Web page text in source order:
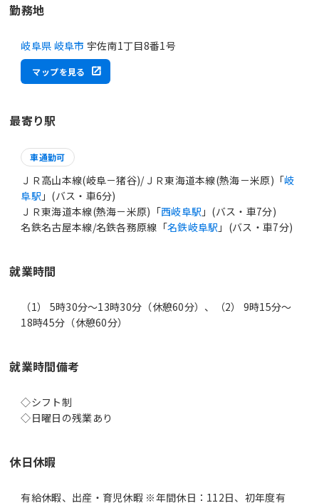
勤務地
岐阜県 岐阜市 宇佐南1丁目8番1号
マップを見る
最寄り駅
車通勤可
ＪＲ高山本線(岐阜－猪谷)/ＪＲ東海道本線(熱海－米原)「岐
阜駅 」(バス・車6分)
ＪＲ東海道本線(熱海－米原)「西岐阜駅 」(バス・車7分)
名鉄名古屋本線/名鉄各務原線「名鉄岐阜駅 」(バス・車7分)
就業時間
（1） 5時30分〜13時30分（休憩60分）、（2） 9時15分〜
18時45分（休憩60分）
就業時間備考
◇シフト制
休日休暇
有給休暇、出産・育児休暇 ※年間休日：112日、初年度有